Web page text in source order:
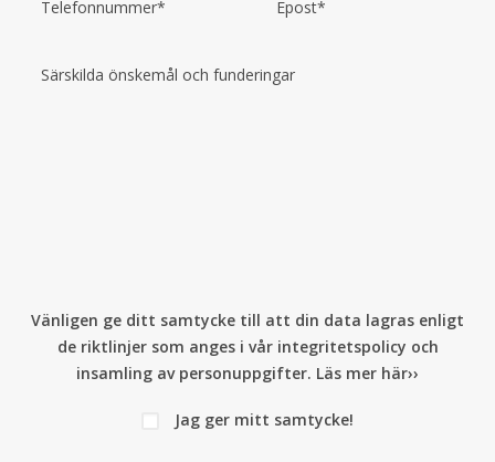
Vänligen ge ditt samtycke till att din data lagras enligt
de riktlinjer som anges i vår integritetspolicy och
insamling av personuppgifter. Läs mer här››
Jag ger mitt samtycke!